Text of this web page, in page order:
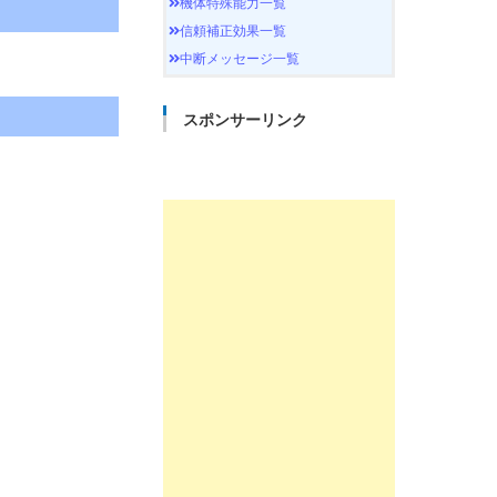
信頼補正効果一覧
中断メッセージ一覧
スポンサーリンク